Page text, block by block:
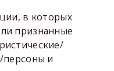
в которых
признанные
персоны и